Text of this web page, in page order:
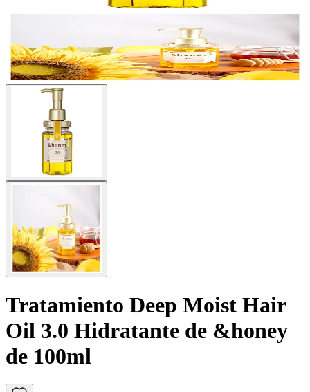
Tratamiento Deep Moist Hair
Oil 3.0 Hidratante de &honey
de 100ml